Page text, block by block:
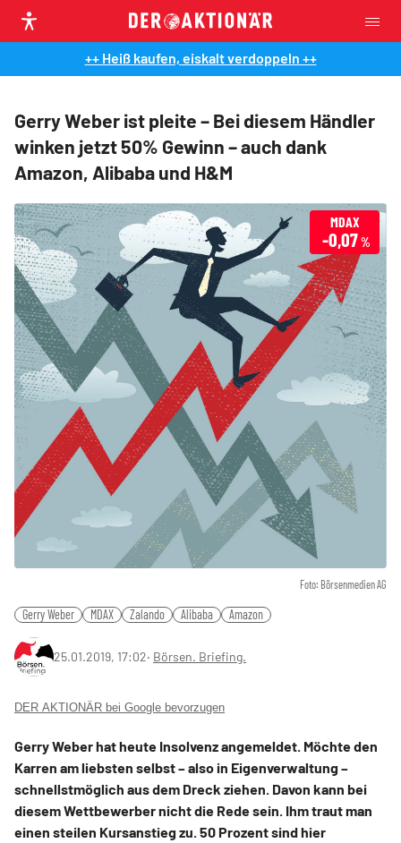
++ Heiß kaufen, eiskalt verdoppeln ++
Gerry Weber ist pleite – Bei diesem Händler
winken jetzt 50% Gewinn – auch dank
Amazon, Alibaba und H&M
Foto: Börsenmedien AG
MDAX
-0,07%
Gerry Weber MDAX Zalando Alibaba Amazon
25.01.2019, 17:02‧ Börsen. Briefing.
DER AKTIONÄR bei Google bevorzugen
Gerry Weber hat heute Insolvenz angemeldet. Möchte den
Karren am liebsten selbst – also in Eigenverwaltung –
schnellstmöglich aus dem Dreck ziehen. Davon kann bei
diesem Wettbewerber nicht die Rede sein. Ihm traut man
einen steilen Kursanstieg zu. 50 Prozent sind hier